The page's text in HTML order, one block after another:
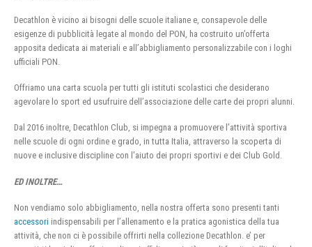
Decathlon è vicino ai bisogni delle scuole italiane e, consapevole delle
esigenze di pubblicità legate al mondo del PON, ha costruito un’offerta
apposita dedicata ai materiali e all’abbigliamento personalizzabile con i loghi
ufficiali PON.
Offriamo una carta scuola per tutti gli istituti scolastici che desiderano
agevolare lo sport ed usufruire dell’associazione delle carte dei propri alunni.
Dal 2016 inoltre, Decathlon Club, si impegna a promuovere l’attività sportiva
nelle scuole di ogni ordine e grado, in tutta Italia, attraverso la scoperta di
nuove e inclusive discipline con l’aiuto dei propri sportivi e dei Club Gold.
ED INOLTRE…
Non vendiamo solo abbigliamento, nella nostra offerta sono presenti tanti
accessori indispensabili per l’allenamento e la pratica agonistica della tua
attività, che non ci è possibile offrirti nella collezione Decathlon. e’ per